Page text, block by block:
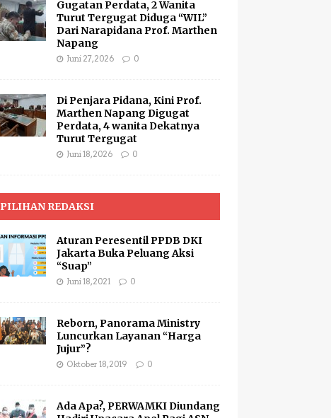
Gugatan Perdata, 2 Wanita
Turut Tergugat Diduga “WIL”
Dari Narapidana Prof. Marthen
Napang
Juni 27, 2026 0
Di Penjara Pidana, Kini Prof.
Marthen Napang Digugat
Perdata, 4 wanita Dekatnya
Turut Tergugat
Juni 18, 2026 0
PILIHAN REDAKSI
Aturan Peresentil PPDB DKI
Jakarta Buka Peluang Aksi
“Suap”
Juni 18, 2021 0
Reborn, Panorama Ministry
Luncurkan Layanan “Harga
Jujur”?
Oktober 18, 2019 0
Ada Apa?, PERWAMKI Diundang